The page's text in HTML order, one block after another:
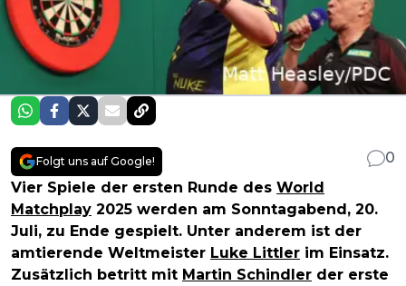
Folgt uns auf Google!
0
Vier Spiele der ersten Runde des World
Matchplay 2025 werden am Sonntagabend, 20.
Juli, zu Ende gespielt. Unter anderem ist der
amtierende Weltmeister Luke Littler im Einsatz.
Zusätzlich betritt mit Martin Schindler der erste